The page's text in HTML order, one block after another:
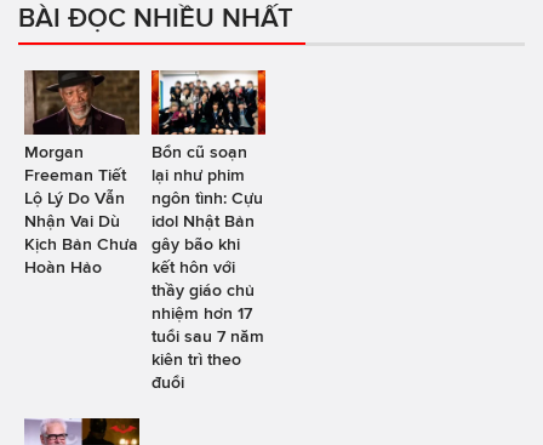
BÀI ĐỌC NHIỀU NHẤT
Morgan
Freeman Tiết
Lộ Lý Do Vẫn
Nhận Vai Dù
Kịch Bản Chưa
Hoàn Hảo
Bổn cũ soạn
lại như phim
ngôn tình: Cựu
idol Nhật Bản
gây bão khi
kết hôn với
thầy giáo chủ
nhiệm hơn 17
tuổi sau 7 năm
kiên trì theo
đuổi